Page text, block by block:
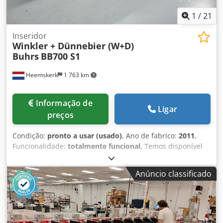
1 /21
Heemskerk 1 763 km
Inseridor
Winkler + Dünnebier (W+D)
Buhrs BB700 S1
preços
Ligar
Condição: pronto a usar (usado), Ano de fabrico: 2011,
Funcionalidade: totalmente funcional, Temos disponível
um sistema de envelopamento W+D (Buhrs ITM) BB700 16K
S1, ano de fabricação 2011, com servoacionamento! O
estado desta máquina é muito bom, pois ela sempre
recebeu a manutenção necessária e somente processou 21
milhões de ciclos. A máquina está completamente
preparada para integração com um canal transacional de
sistemas Mueller Apparatebau ou KERN, para
Anúncio classificado